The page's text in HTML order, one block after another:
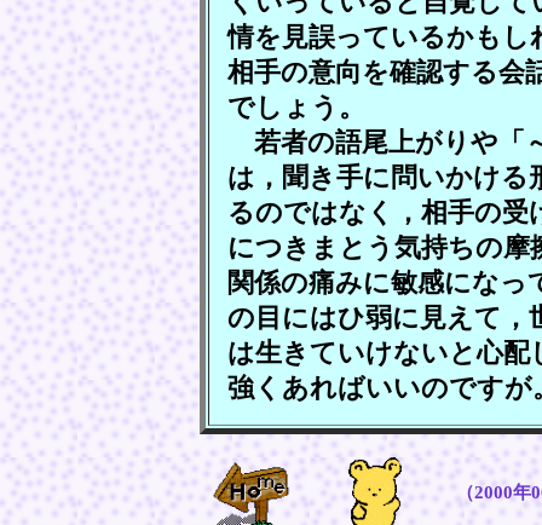
情を見誤っているかもし
相手の意向を確認する会
でしょう。
若者の語尾上がりや「
は，聞き手に問いかける
るのではなく，相手の受
につきまとう気持ちの
関係の痛みに敏感にな
の目にはひ弱に見えて，
は生きていけないと心
強くあればいいのですが
（2000年